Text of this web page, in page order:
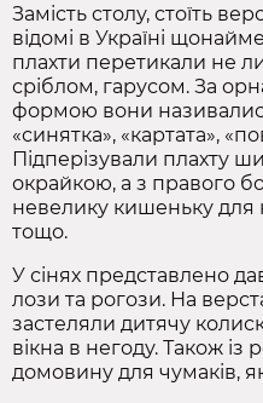
Замість столу, стоїть
відомі в Україні
плахти перетикали не
сріблом, гарусом. За
формою вони
«синятка», «картата»,
Підперізували плахту
окрайкою, а з правого
невелику кишеньку для
тощо.
У сінях представлено
лози та рогози. На
застеляли дитячу
вікна в негоду. Також із
домовину для чумаків,